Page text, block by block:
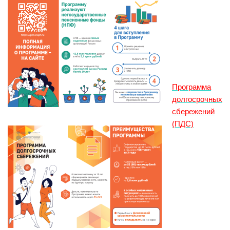
Программа
долгосрочных
сбережений
(ПДС)